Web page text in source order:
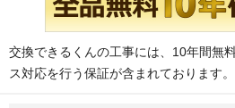
交換できるくんの工事には、10年間無
ス対応を行う保証が含まれております。